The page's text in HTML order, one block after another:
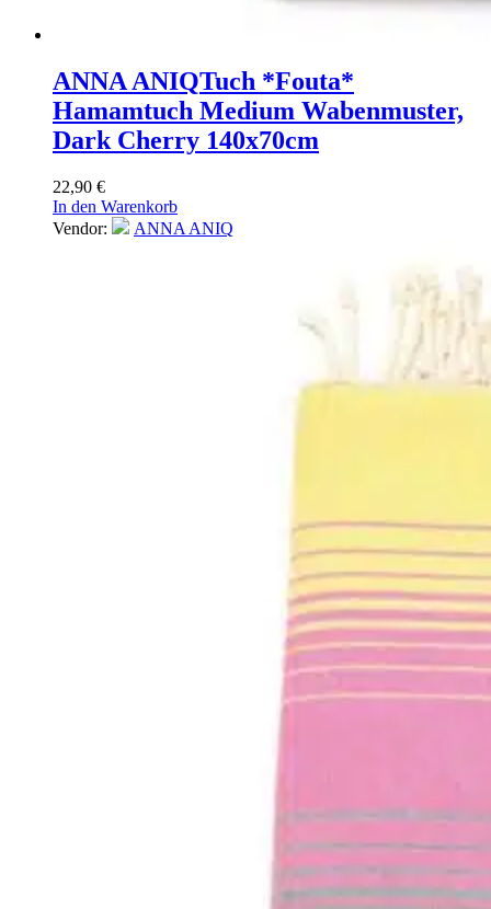
ANNA ANIQTuch *Fouta*
Hamamtuch Medium Wabenmuster,
Dark Cherry 140x70cm
22,90 €
In den Warenkorb
Vendor:
ANNA ANIQ